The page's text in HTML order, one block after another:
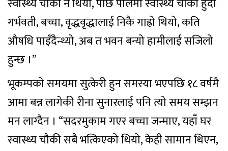
स्वास्थ्य चौकी नै थियो, पछि पालमा स्वास्थ्य चौकी हुँदा
गर्भवती, बच्चा, वृद्धवृद्धालाई निकै गाह्रो थियो, कति
औषधि पाइँदैन्थ्यो, अब त भवन बन्यो हामीलाई सजिलो
हुन्छ ।”
भूकम्पको समयमा सुत्केरी हुन समस्या भएपछि १८ वर्षमै
आमा बन्न लागेकी रीना सुनारलाई पनि त्यो समय सम्झन
मन लाग्दैन । “सदरमुकाम गएर बच्चा जन्माए, यहाँ घर
स्वास्थ्य चौकी सबै भत्किएको थियो, केही सामान थिएन,